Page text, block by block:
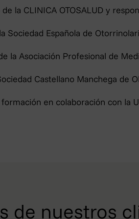
la CLINICA OTOSALUD y
Sociedad Española de
la Asociación Profesional de
Castellano Manchega de
en colaboración con la
de nuestros
La base jurídica del tratamiento
Los datos personales que
tiempo necesario para la
En ningún caso OTOSALUD
necesarias para salvaguardar
Puede ejercer los derechos de
-CIF: B13300140